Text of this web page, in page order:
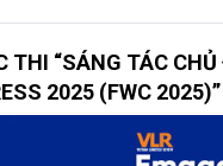
THI “SÁNG TÁC
2025 (FWC